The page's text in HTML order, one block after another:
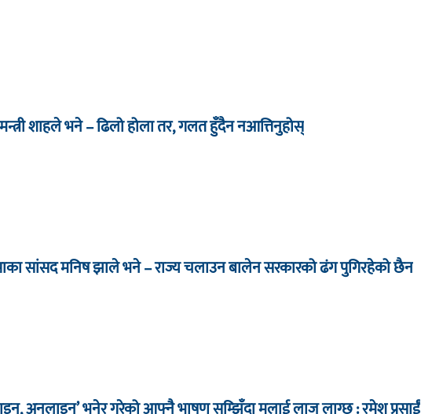
शाहले भने – ढिलो होला तर, गलत हुँदैन नआत्तिनुहोस्
सांसद मनिष झाले भने – राज्य चलाउन बालेन सरकारको ढंग पुगिरहेको छैन